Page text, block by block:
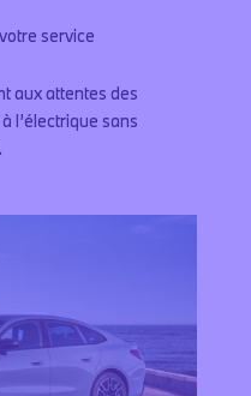
service
aux attentes des
l’électrique sans